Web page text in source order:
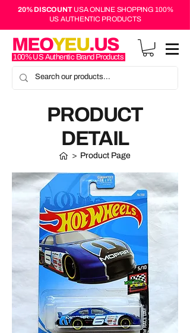
20% DISCOUNTUSA ONLINE SHOPPING 100%
US AUTHENTIC PRODUCTS
MEOYEU.US
100% US Authentic Brand Products
PRODUCT
DETAIL
> Product Page